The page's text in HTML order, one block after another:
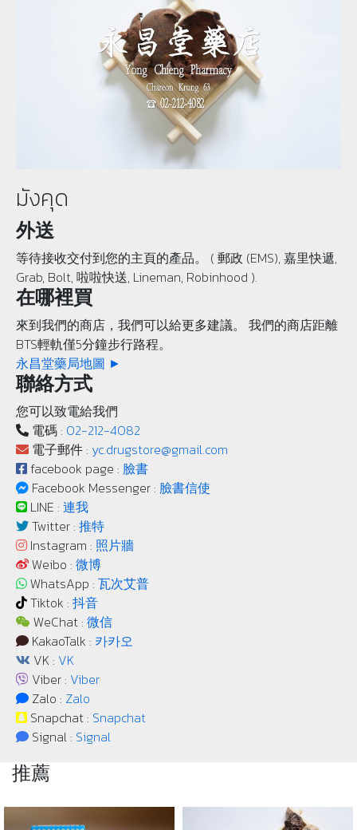
มังคุด
外送
等待接收交付到您的主頁的產品。 ( 郵政 (EMS), 嘉里快遞,
Grab, Bolt, 啦啦快送, Lineman, Robinhood ).
在哪裡買
來到我們的商店，我們可以給更多建議。 我們的商店距離
BTS輕軌僅5分鐘步行路程。
永昌堂藥局地圖 ►
聯絡方式
您可以致電給我們
電碼 : 02-212-4082
電子郵件 : yc.drugstore@gmail.com
facebook page : 臉書
Facebook Messenger : 臉書信使
LINE : 連我
Twitter : 推特
Instagram : 照片牆
Weibo : 微博
WhatsApp : 瓦次艾普
Tiktok : 抖音
WeChat : 微信
KakaoTalk : 카카오
VK : VK
Viber : Viber
Zalo : Zalo
Snapchat : Snapchat
Signal : Signal
推薦